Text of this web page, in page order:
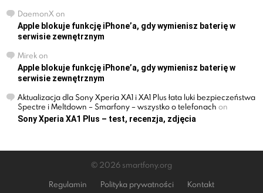
DaemonXon
Apple blokuje funkcję iPhone’a, gdy wymienisz baterię w
serwisie zewnętrznym
Mirekon
Apple blokuje funkcję iPhone’a, gdy wymienisz baterię w
serwisie zewnętrznym
Aktualizacja dla Sony Xperia XA1 i XA1 Plus łata luki bezpieczeństwa
Spectre i Meltdown – Smarfony – wszystko o telefonach on
Sony Xperia XA1 Plus – test, recenzja, zdjęcia
© 2026 smartfony.org
Regulamin
Polityka prywatności Kontakt